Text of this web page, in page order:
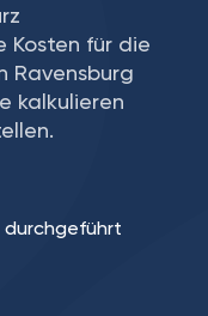
Kosten für die
Ravensburg⁠
kalkulieren
durchgeführt